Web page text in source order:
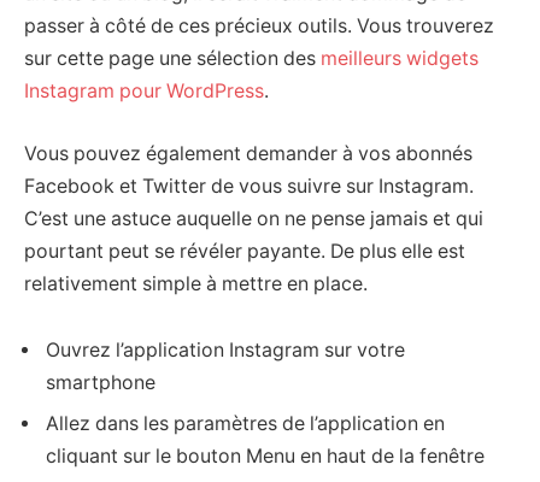
passer à côté de ces précieux outils. Vous trouverez
sur cette page une sélection des meilleurs widgets
Instagram pour WordPress.
Vous pouvez également demander à vos abonnés
Facebook et Twitter de vous suivre sur Instagram.
C’est une astuce auquelle on ne pense jamais et qui
pourtant peut se révéler payante. De plus elle est
relativement simple à mettre en place.
Ouvrez l’application Instagram sur votre
smartphone
Allez dans les paramètres de l’application en
cliquant sur le bouton Menu en haut de la fenêtre